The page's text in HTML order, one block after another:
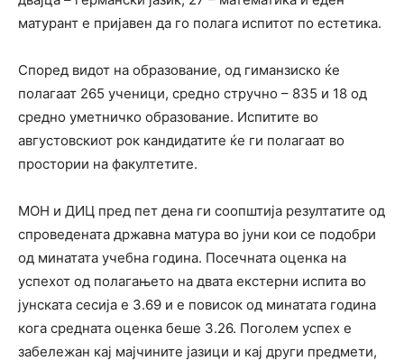
матурант е пријавен да го полага испитот по естетика.
Според видот на образование, од гиманзиско ќе
полагаат 265 ученици, средно стручно – 835 и 18 од
средно уметничко образование. Испитите во
августовскиот рок кандидатите ќе ги полагаат во
простории на факултетите.
МОН и ДИЦ пред пет дена ги соопштија резултатите од
спроведената државна матура во јуни кои се подобри
од минатата учебна година. Посечната оценка на
успехот од полагањето на двата екстерни испита во
јунската сесија е 3.69 и е повисок од минатата година
кога средната оценка беше 3.26. Поголем успех е
забележан кај мајчините јазици и кај други предмети,